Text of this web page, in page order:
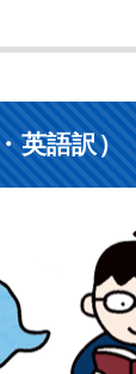
英語訳）